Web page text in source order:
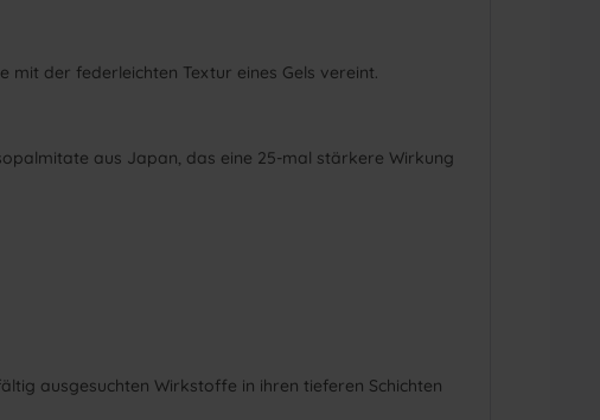
mit der federleichten Textur eines Gels vereint.
aus Japan, das eine 25-mal stärkere Wirkung
ausgesuchten Wirkstoffe in ihren tieferen Schichten